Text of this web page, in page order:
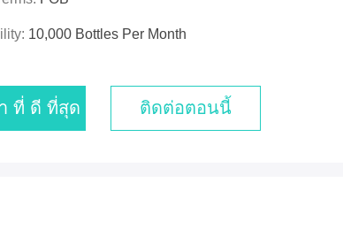
10,000 Bottles Per Month
ที่ ดี ที่สุด ติดต่อตอนนี้